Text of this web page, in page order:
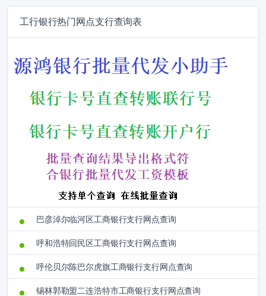
工行银行热门网点支行查询表
巴彦淖尔临河区工商银行支行网点查询
呼和浩特回民区工商银行支行网点查询
呼伦贝尔陈巴尔虎旗工商银行支行网点查询
锡林郭勒盟二连浩特市工商银行支行网点查询